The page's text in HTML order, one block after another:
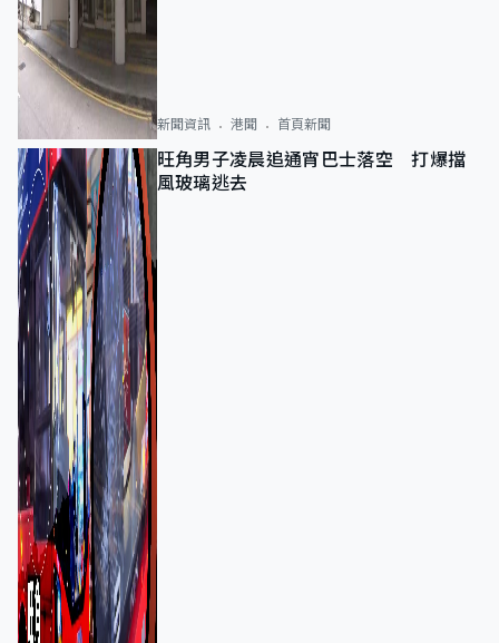
新聞資訊 港聞 首頁新聞
旺角男子凌晨追通宵巴士落空 打爆擋
風玻璃逃去